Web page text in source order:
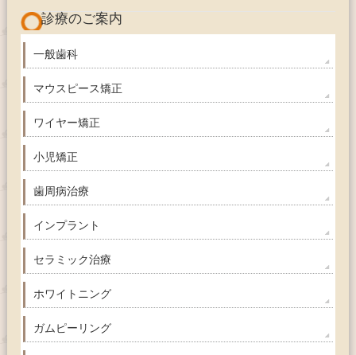
診療のご案内
一般歯科
マウスピース矯正
ワイヤー矯正
小児矯正
歯周病治療
インプラント
セラミック治療
ホワイトニング
ガムピーリング